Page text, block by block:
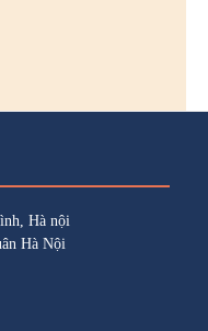
Hà nội
Hà Nội